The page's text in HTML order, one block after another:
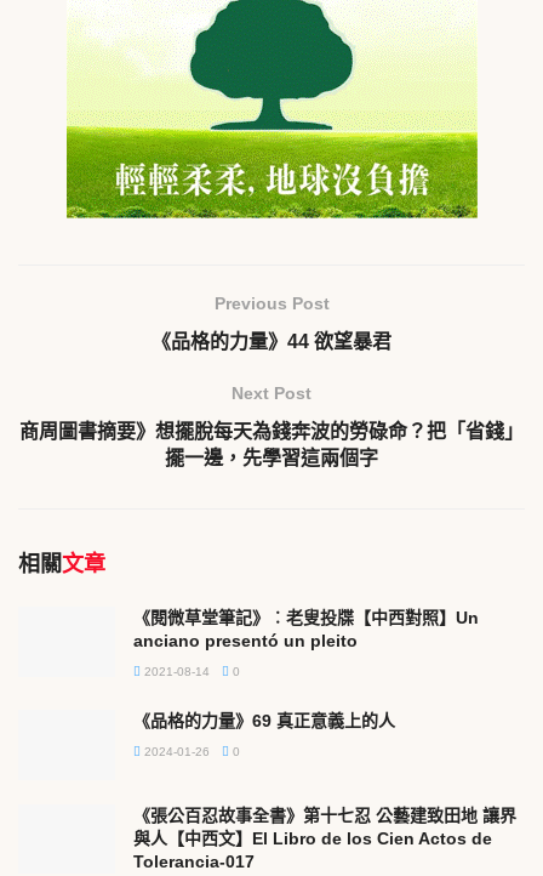
Previous Post
《品格的力量》44 欲望暴君
Next Post
商周圖書摘要》想擺脫每天為錢奔波的勞碌命？把「省錢」
擺一邊，先學習這兩個字
相關文章
《閱微草堂筆記》︰老叟投牒【中西對照】Un
anciano presentó un pleito
2021-08-14 0
《品格的力量》69 真正意義上的人
2024-01-26 0
《張公百忍故事全書》第十七忍 公藝建致田地 讓界
與人【中西文】El Libro de los Cien Actos de
Tolerancia-017